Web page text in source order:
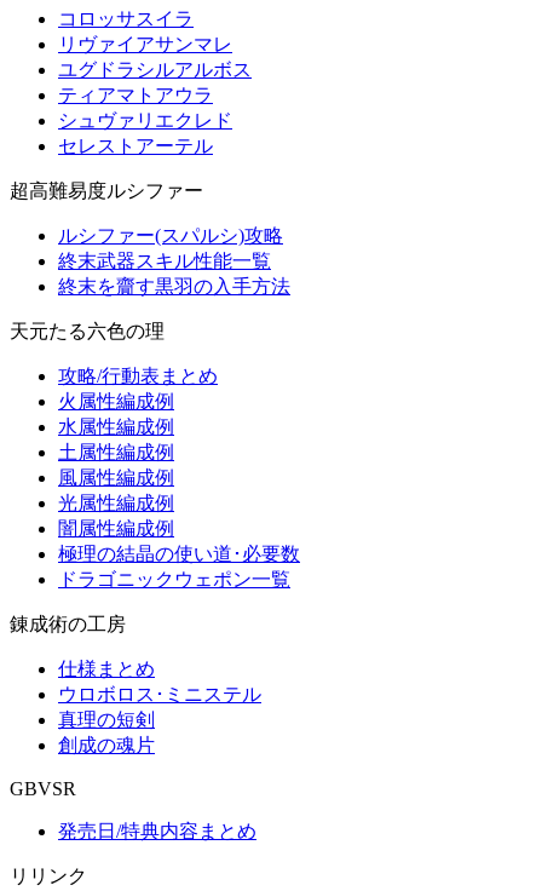
コロッサスイラ
リヴァイアサンマレ
ユグドラシルアルボス
ティアマトアウラ
シュヴァリエクレド
セレストアーテル
超高難易度ルシファー
ルシファー(スパルシ)攻略
終末武器スキル性能一覧
終末を齎す黒羽の入手方法
天元たる六色の理
攻略/行動表まとめ
火属性編成例
水属性編成例
土属性編成例
風属性編成例
光属性編成例
闇属性編成例
極理の結晶の使い道･必要数
ドラゴニックウェポン一覧
錬成術の工房
仕様まとめ
ウロボロス･ミニステル
真理の短剣
創成の魂片
GBVSR
発売日/特典内容まとめ
リリンク